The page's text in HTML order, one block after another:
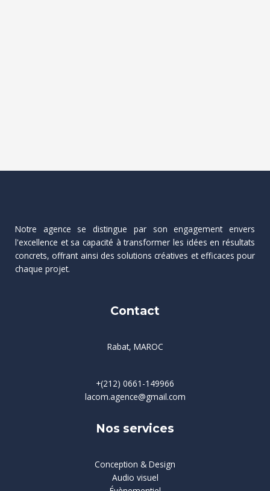
Notre agence se distingue par son engagement envers
l'excellence et sa capacité à transformer les idées en résultats
concrets, offrant ainsi des solutions créatives et efficaces pour
chaque projet.
Contact
Rabat, MAROC
+(212) 0661-149966
lacom.agence@gmail.com
Nos services
Conception & Design
Audio visuel